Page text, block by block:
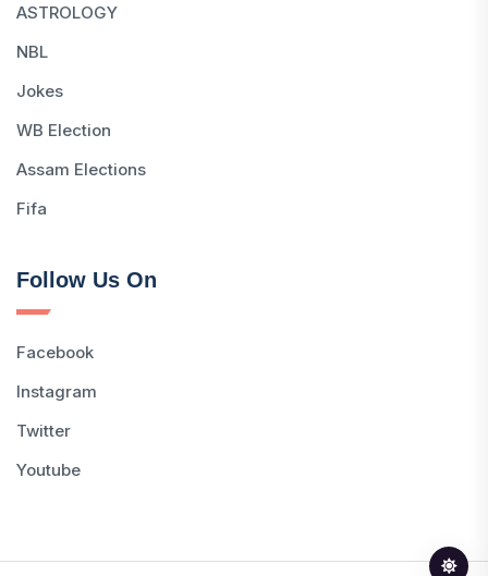
ASTROLOGY
NBL
Jokes
WB Election
Assam Elections
Fifa
Follow Us On
Facebook
Instagram
Twitter
Youtube